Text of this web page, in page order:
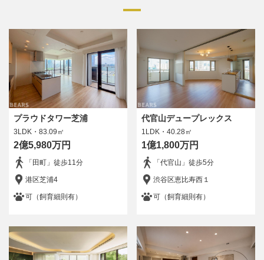
プラウドタワー芝浦
3LDK・83.09㎡
2億5,980万円
「田町」徒歩11分
港区芝浦4
可（飼育細則有）
代官山デュープレックス
1LDK・40.28㎡
1億1,800万円
「代官山」徒歩5分
渋谷区恵比寿西１
可（飼育細則有）
間取り
1R/1K
1DK/1LDK
2DK/2LDK
3DK/3LDK
4DK/4LDK
5LDK以上
駅徒歩分数
5分以内
10分以内
指定なし
ペット
ペット可
1階のみ
2階以上